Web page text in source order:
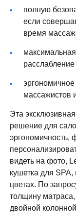
полную
если
время
массажистов
Эта
решение для
эргономичность,
видеть на фото,
кушетка для
цветах. По
толщину
двойной